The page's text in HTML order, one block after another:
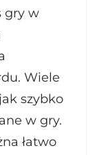
gry w
Wiele
szybko
w gry.
łatwo